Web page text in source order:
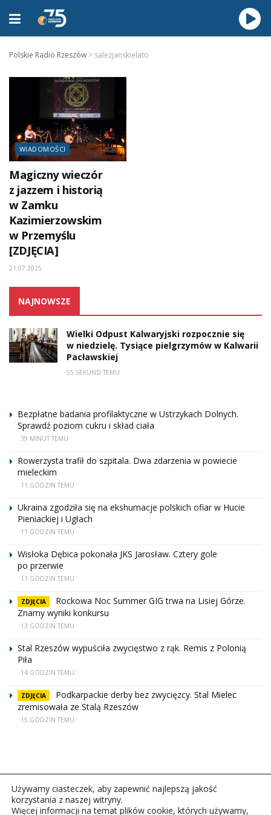
Polskie Radio Rzeszów > salezjanskielato
WIADOMOŚCI
Magiczny wieczór
z jazzem i historią
w Zamku
Kazimierzowskim
w Przemyślu
[ZDJĘCIA]
21.07.2025
NAJNOWSZE
Wielki Odpust Kalwaryjski rozpocznie się
w niedzielę. Tysiące pielgrzymów w Kalwarii
Pacławskiej
55 SEKUND TEMU
Bezpłatne badania profilaktyczne w Ustrzykach Dolnych.
Sprawdź poziom cukru i skład ciała
39 MINUT TEMU
Rowerzysta trafił do szpitala. Dwa zdarzenia w powiecie
mieleckim
11 GODZIN TEMU
Ukraina zgodziła się na ekshumacje polskich ofiar w Hucie
Pieniackiej i Ugłach
11 GODZIN TEMU
Wisłoka Dębica pokonała JKS Jarosław. Cztery gole
po przerwie
11 GODZIN TEMU
ZDJĘCIA
Rockowa Noc Summer GIG trwa na Lisiej Górze.
Znamy wyniki konkursu
13 GODZIN TEMU
Stal Rzeszów wypuściła zwycięstwo z rąk. Remis z Polonią
Piła
14 GODZIN TEMU
ZDJĘCIA
Podkarpackie derby bez zwycięzcy. Stal Mielec
zremisowała ze Stalą Rzeszów
15 GODZIN TEMU
Używamy ciasteczek, aby zapewnić najlepszą jakość
korzystania z naszej witryny.
Więcej informacji na temat plików cookie, których używamy,